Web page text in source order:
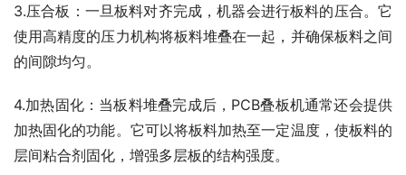
3.压合板：一旦板料对齐完成，机器会进行板料的压合。它
使用高精度的压力机构将板料堆叠在一起，并确保板料之间
的间隙均匀。
4.加热固化：当板料堆叠完成后，PCB叠板机通常还会提供
加热固化的功能。它可以将板料加热至一定温度，使板料的
层间粘合剂固化，增强多层板的结构强度。